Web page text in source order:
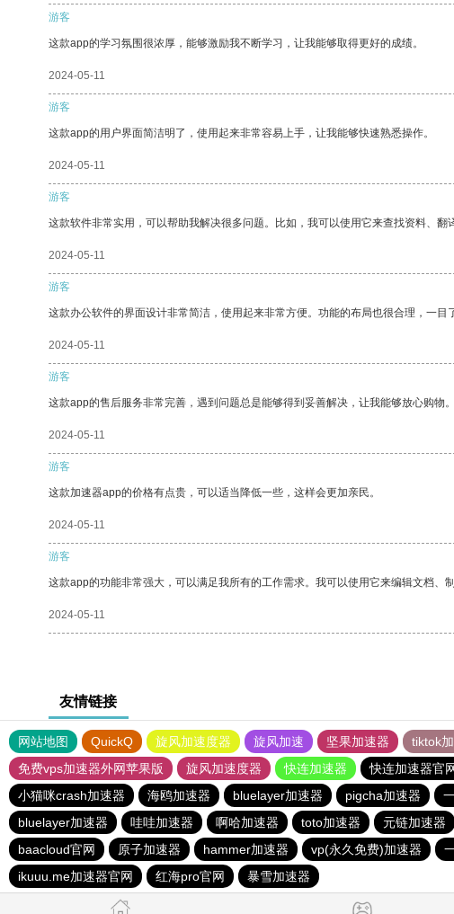
游客
这款app的学习氛围很浓厚，能够激励我不断学习，让我能够取得更好的成绩。
2024-05-11
游客
这款app的用户界面简洁明了，使用起来非常容易上手，让我能够快速熟悉操作。
2024-05-11
游客
这款软件非常实用，可以帮助我解决很多问题。比如，我可以使用它来查找资料、翻
2024-05-11
游客
这款办公软件的界面设计非常简洁，使用起来非常方便。功能的布局也很合理，一目
2024-05-11
游客
这款app的售后服务非常完善，遇到问题总是能够得到妥善解决，让我能够放心购物。
2024-05-11
游客
这款加速器app的价格有点贵，可以适当降低一些，这样会更加亲民。
2024-05-11
游客
这款app的功能非常强大，可以满足我所有的工作需求。我可以使用它来编辑文档、
2024-05-11
友情链接
网站地图 QuickQ 旋风加速度器 旋风加速 坚果加速器 tiktok
免费vps加速器外网苹果版
旋风加速度器 快连加速器 快连加速器官
小猫咪crash加速器
海鸥加速器 bluelayer加速器 pigcha加速器
bluelayer加速器
哇哇加速器 啊哈加速器 toto加速器 元链加速器
baacloud官网
原子加速器 hammer加速器 vp(永久免费)加速器
ikuuu.me加速器官网
红海pro官网 暴雪加速器